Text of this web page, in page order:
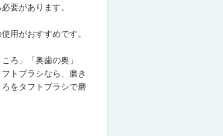
要があります。
用がおすすめです。
ろ」「奥歯の奥」
トブラシなら、磨き
をタフトブラシで磨